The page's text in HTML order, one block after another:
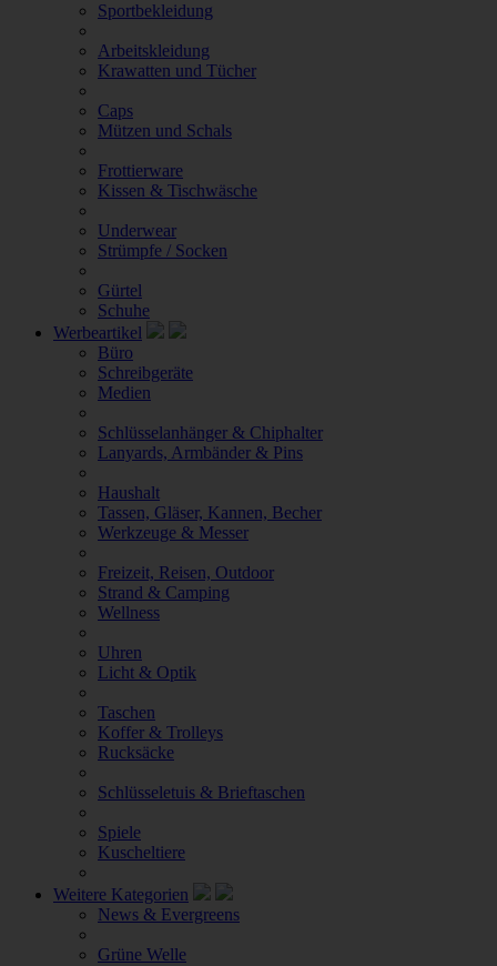
Sportbekleidung
Arbeitskleidung
Krawatten und Tücher
Caps
Mützen und Schals
Frottierware
Kissen & Tischwäsche
Underwear
Strümpfe / Socken
Gürtel
Schuhe
Werbeartikel
Büro
Schreibgeräte
Medien
Schlüsselanhänger & Chiphalter
Lanyards, Armbänder & Pins
Haushalt
Tassen, Gläser, Kannen, Becher
Werkzeuge & Messer
Freizeit, Reisen, Outdoor
Strand & Camping
Wellness
Uhren
Licht & Optik
Taschen
Koffer & Trolleys
Rucksäcke
Schlüsseletuis & Brieftaschen
Spiele
Kuscheltiere
Weitere Kategorien
News & Evergreens
Grüne Welle